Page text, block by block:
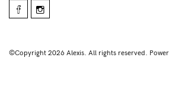
©Copyright 2026 Alexis. All rights reserved.